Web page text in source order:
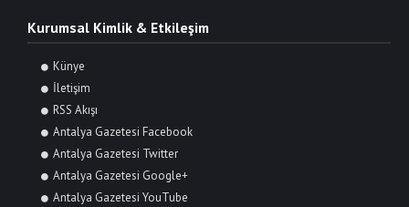
Kurumsal Kimlik & Etkileşim
Künye
İletişim
RSS Akışı
Antalya Gazetesi Facebook
Antalya Gazetesi Twitter
Antalya Gazetesi Google+
Antalya Gazetesi YouTube